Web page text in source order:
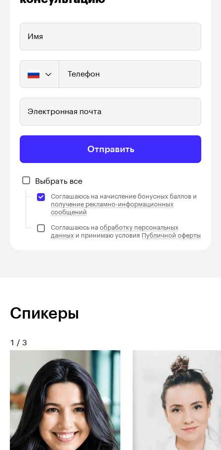
Имя
Телефон
Электронная почта
Отправить
Выбрать все
Соглашаюсь на начисление бонусных баллов и
получение рекламно-информационных
сообщений
Соглашаюсь на обработку персональных
данных и принимаю условия Публичной оферты
Спикеры
1 / 3